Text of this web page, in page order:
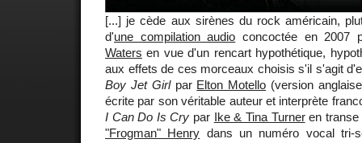
[...] je cède aux sirènes du rock américain,
d'une compilation audio concoctée en 2007
Waters en vue d'un rencart hypothétique,
aux effets de ces morceaux choisis s'il s'agit
Boy Jet Girlpar Elton Motello (version
écrite par son véritable auteur et interprète
I Can Do Is Cry par Ike & Tina Turneren transe
"Frogman" Henry dans un numéro vocal tri-